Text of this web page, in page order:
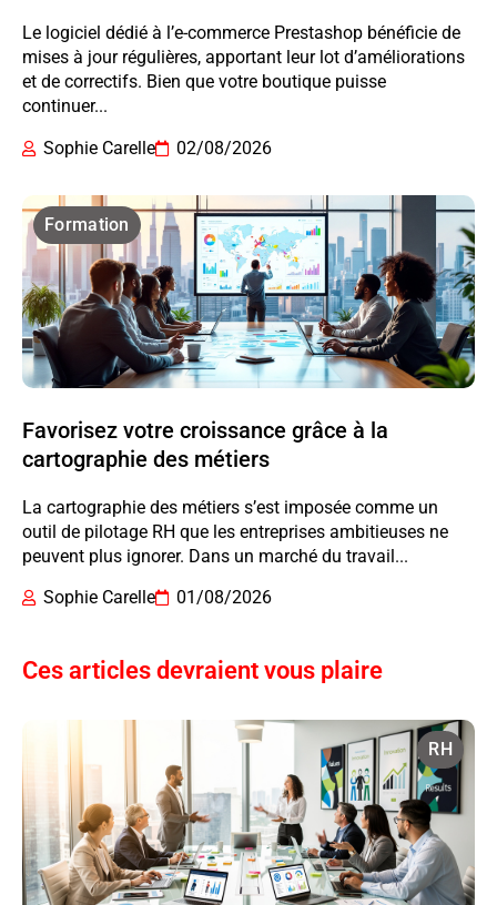
Le logiciel dédié à l’e-commerce Prestashop bénéficie de
mises à jour régulières, apportant leur lot d’améliorations
et de correctifs. Bien que votre boutique puisse
continuer...
Sophie Carelle
02/08/2026
Formation
Favorisez votre croissance grâce à la
cartographie des métiers
La cartographie des métiers s’est imposée comme un
outil de pilotage RH que les entreprises ambitieuses ne
peuvent plus ignorer. Dans un marché du travail...
Sophie Carelle
01/08/2026
Ces articles devraient vous plaire
RH